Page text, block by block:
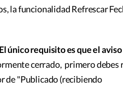
la funcionalidad Refrescar
único requisito es que el
cerrado, primero debes
de "Publicado (recibiendo